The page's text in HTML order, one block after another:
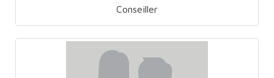
Conseiller